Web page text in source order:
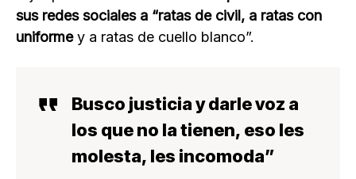
sus redes sociales a “ratas de civil, a ratas con
uniformey a ratas de cuello blanco”.
Busco justicia y darle voz a
los que no la tienen, eso les
molesta, les incomoda”